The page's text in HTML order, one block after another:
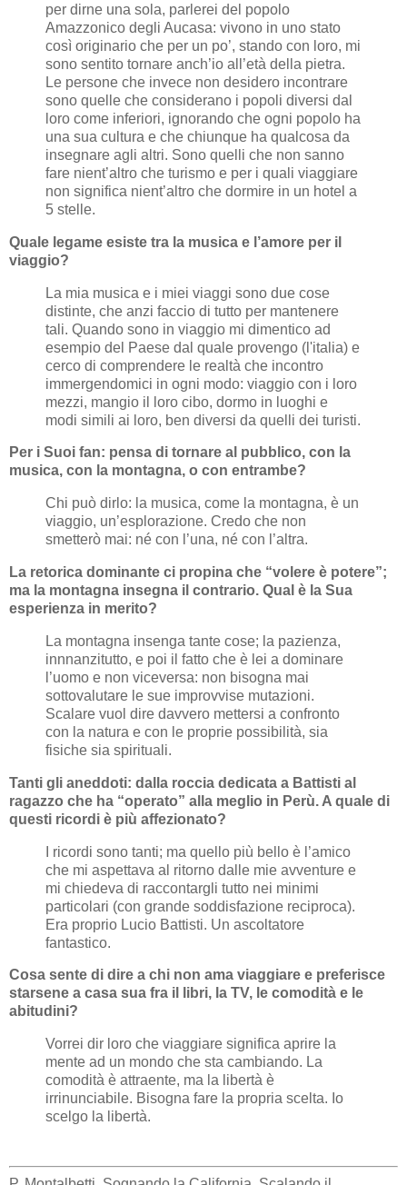
per dirne una sola, parlerei del popolo
Amazzonico degli Aucasa: vivono in uno stato
così originario che per un po’, stando con loro, mi
sono sentito tornare anch’io all’età della pietra.
Le persone che invece non desidero incontrare
sono quelle che considerano i popoli diversi dal
loro come inferiori, ignorando che ogni popolo ha
una sua cultura e che chiunque ha qualcosa da
insegnare agli altri. Sono quelli che non sanno
fare nient’altro che turismo e per i quali viaggiare
non significa nient’altro che dormire in un hotel a
5 stelle.
Quale legame esiste tra la musica e l’amore per il
viaggio?
La mia musica e i miei viaggi sono due cose
distinte, che anzi faccio di tutto per mantenere
tali. Quando sono in viaggio mi dimentico ad
esempio del Paese dal quale provengo (l'italia) e
cerco di comprendere le realtà che incontro
immergendomici in ogni modo: viaggio con i loro
mezzi, mangio il loro cibo, dormo in luoghi e
modi simili ai loro, ben diversi da quelli dei turisti.
Per i Suoi fan: pensa di tornare al pubblico, con la
musica, con la montagna, o con entrambe?
Chi può dirlo: la musica, come la montagna, è un
viaggio, un’esplorazione. Credo che non
smetterò mai: né con l’una, né con l’altra.
La retorica dominante ci propina che “volere è potere”;
ma la montagna insegna il contrario. Qual è la Sua
esperienza in merito?
La montagna insenga tante cose; la pazienza,
innnanzitutto, e poi il fatto che è lei a dominare
l’uomo e non viceversa: non bisogna mai
sottovalutare le sue improvvise mutazioni.
Scalare vuol dire davvero mettersi a confronto
con la natura e con le proprie possibilità, sia
fisiche sia spirituali.
Tanti gli aneddoti: dalla roccia dedicata a Battisti al
ragazzo che ha “operato” alla meglio in Perù. A quale di
questi ricordi è più affezionato?
I ricordi sono tanti; ma quello più bello è l’amico
che mi aspettava al ritorno dalle mie avventure e
mi chiedeva di raccontargli tutto nei minimi
particolari (con grande soddisfazione reciproca).
Era proprio Lucio Battisti. Un ascoltatore
fantastico.
Cosa sente di dire a chi non ama viaggiare e preferisce
starsene a casa sua fra il libri, la TV, le comodità e le
abitudini?
Vorrei dir loro che viaggiare significa aprire la
mente ad un mondo che sta cambiando. La
comodità è attraente, ma la libertà è
irrinunciabile. Bisogna fare la propria scelta. Io
scelgo la libertà.